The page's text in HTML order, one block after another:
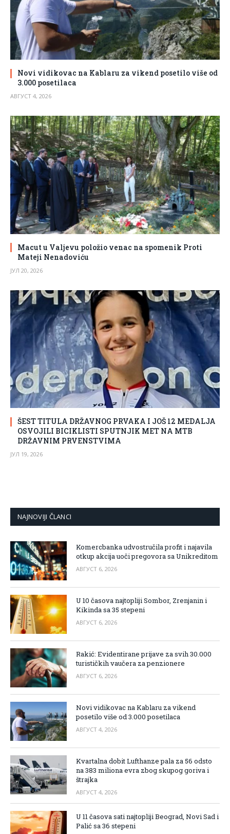
Novi vidikovac na Kablaru za vikend posetilo više od
3.000 posetilaca
АВГУСТ 4, 2026
Macut u Valjevu položio venac na spomenik Proti
Mateji Nenadoviću
ЈУЛ 20, 2026
ŠEST TITULA DRŽAVNOG PRVAKA I JOŠ 12 MEDALJA
OSVOJILI BICIKLISTI SPUTNJIK MET NA MTB
DRŽAVNIM PRVENSTVIMA
ЈУЛ 19, 2026
NAJNOVIJI ČLANCI
Komercbanka udvostručila profit i najavila
otkup akcija uoči pregovora sa Unikreditom
АВГУСТ 6, 2026
U 10 časova najtopliji Sombor, Zrenjanin i
Kikinda sa 35 stepeni
АВГУСТ 6, 2026
Rakić: Evidentirane prijave za svih 30.000
turističkih vaučera za penzionere
АВГУСТ 6, 2026
Novi vidikovac na Kablaru za vikend
posetilo više od 3.000 posetilaca
АВГУСТ 4, 2026
Kvartalna dobit Lufthanze pala za 56 odsto
na 383 miliona evra zbog skupog goriva i
štrajka
АВГУСТ 4, 2026
U 11 časova sati najtopliji Beograd, Novi Sad i
Palić sa 36 stepeni